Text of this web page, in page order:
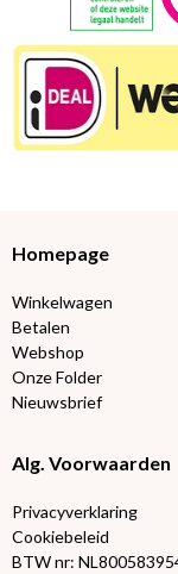
Homepage
Winkelwagen
Betalen
Webshop
Onze Folder
Nieuwsbrief
Alg. Voorwaarden
Privacyverklaring
Cookiebeleid
BTW nr: